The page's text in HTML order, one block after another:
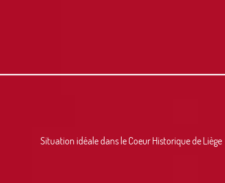
Situation idéale dans le Coeur Historique de Liège